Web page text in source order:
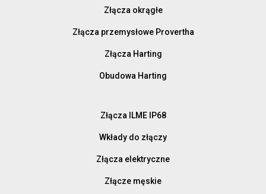
Złącza okrągłe
Złącza przemysłowe Provertha
Złącza Harting
Obudowa Harting
Złącza ILME IP68
Wkłady do złączy
Złącza elektryczne
Złącze męskie